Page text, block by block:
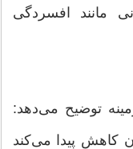
مانند افسردگی
توضیح می‌دهد:
كاهش پیدا می‌كند